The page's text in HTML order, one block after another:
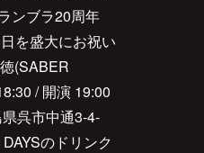
ンブラ20周年
を盛大にお祝い
(SABER
/ 開演 19:00
呉市中通3-4-
のドリンク